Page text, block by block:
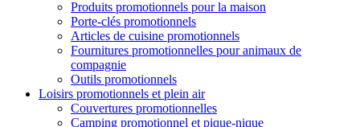
Produits promotionnels pour la maison
Porte-clés promotionnels
Articles de cuisine promotionnels
Fournitures promotionnelles pour animaux de
compagnie
Outils promotionnels
Loisirs promotionnels et plein air
Couvertures promotionnelles
Camping promotionnel et pique-nique